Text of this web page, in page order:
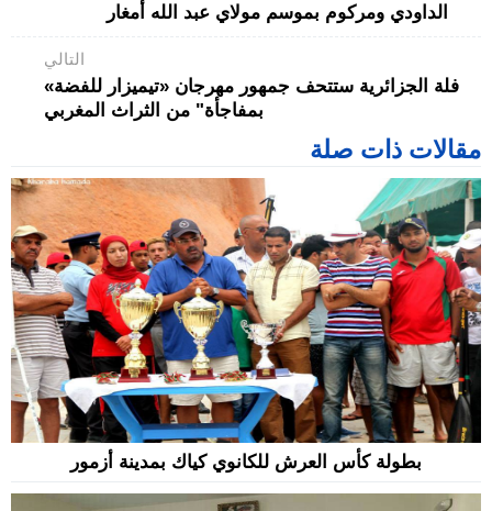
الداودي ومركوم بموسم مولاي عبد الله أمغار
التالي
فلة الجزائرية ستتحف جمهور مهرجان «تيميزار للفضة»
بمفاجأة" من الثراث المغربي
مقالات ذات صلة
بطولة كأس العرش للكانوي كياك بمدينة أزمور